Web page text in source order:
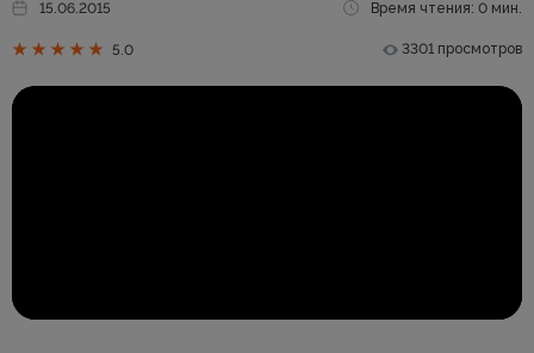
15.06.2015 Время чтения: 0 мин.
5.0 3301 просмотров